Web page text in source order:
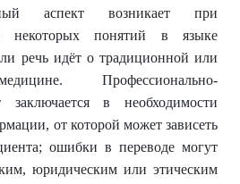
аспект возникает при
некоторых понятий в языке
речь идёт о традиционной или
Профессионально-
заключается в необходимости
от которой может зависеть
ошибки в переводе могут
юридическим или этическим